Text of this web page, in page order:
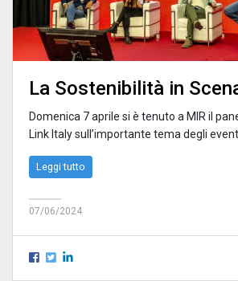
La Sostenibilità in
Domenica 7 aprile si è tenuto a MIR il
Link Italy sull’importante tema degli
Leggi tutto
07/06/2024